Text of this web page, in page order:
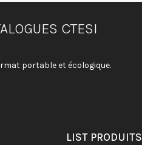
CTESI
portable et écologique.
LIST PRODUITS